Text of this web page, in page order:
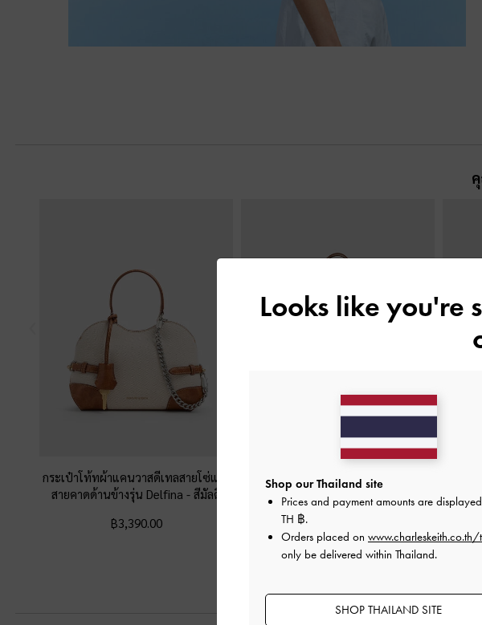
กระเป๋าโท้ทผ้าแคนวาสดีเทลสายโซ่และ
สายคาดด้านข้างรุ่น Delfina-สีมัลติ
฿3,390.00
กระเป๋าโท้ทงานถักลายสไตรป์ขนาดมินิ
รุ่น Ida
กร
Looks like you're
Shop our Thailand site
Prices and payment amounts are
TH ฿.
Orders placed on www.charleskeith.co.th/
only be delivered within Thailand.
SHOP THAILAND SITE